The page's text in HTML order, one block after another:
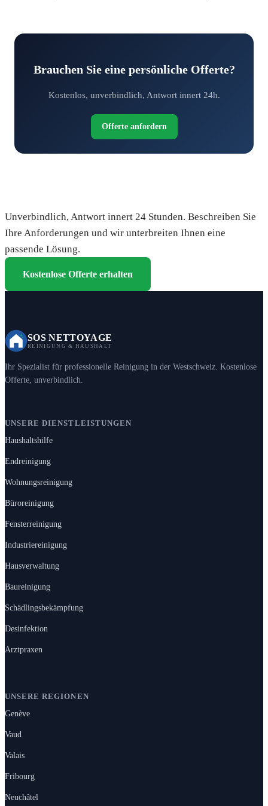
Brauchen Sie eine persönliche Offerte?
Kostenlos, unverbindlich, Antwort innert 24h.
Offerte anfordern
Unverbindlich, Antwort innert 24 Stunden. Beschreiben Sie
Ihre Anforderungen und wir unterbreiten Ihnen eine
passende Lösung.
Kostenlose Offerte erhalten
SOS NETTOYAGE
REINIGUNG & HAUSHALT
Ihr Spezialist für professionelle Reinigung in der Westschweiz. Kostenlose
Offerte, unverbindlich.
UNSERE DIENSTLEISTUNGEN
Haushaltshilfe
Endreinigung
Wohnungsreinigung
Büroreinigung
Fensterreinigung
Industriereinigung
Hausverwaltung
Baureinigung
Schädlingsbekämpfung
Desinfektion
Arztpraxen
UNSERE REGIONEN
Genève
Vaud
Valais
Fribourg
Neuchâtel